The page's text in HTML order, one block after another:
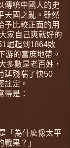
傳統中國人的史
天國之亂。雖然
予比較正面的用
家自己爽就好的
崛起到1864敗
游的富庶地帶。
多數是老百姓，
延殘喘了快50
註定。
是：
「為什麼像太平
果？」